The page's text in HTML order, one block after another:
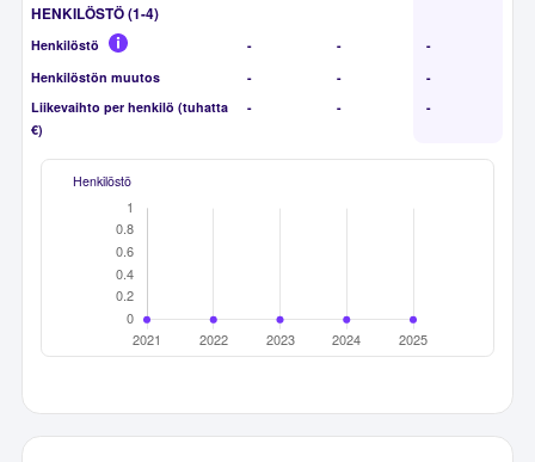
HENKILÖSTÖ (1-4)
Henkilöstö - -
-
Henkilöstön muutos
- -
-
Liikevaihto per henkilö (tuhatta
€)
- - -
Henkilöstö